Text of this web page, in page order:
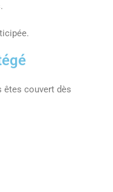
êtes couvert dès